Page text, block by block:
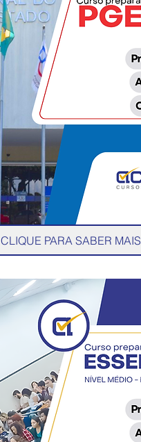
CLIQUE PARA SABER MAIS